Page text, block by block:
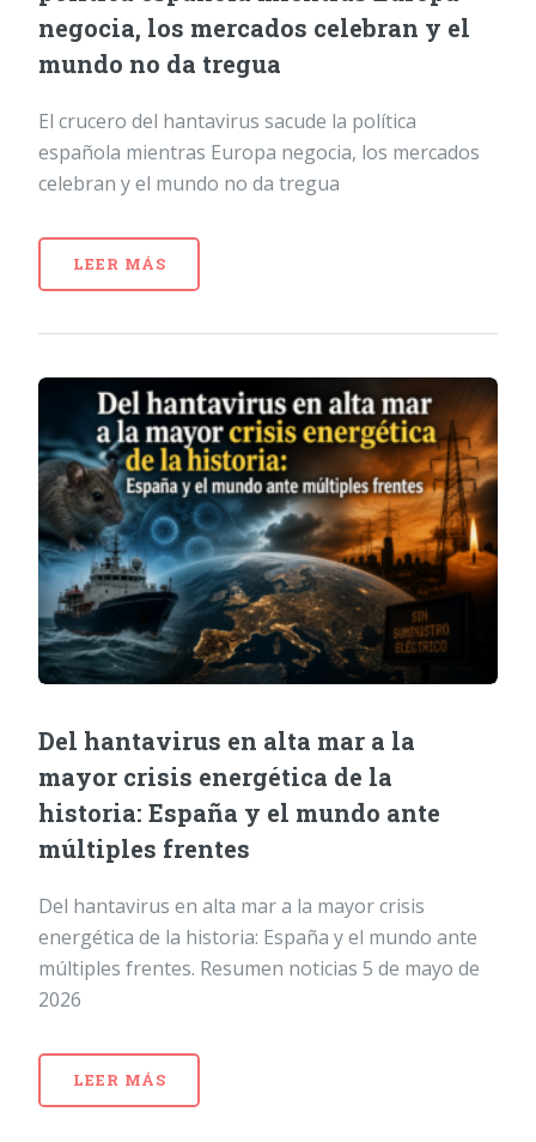
negocia, los mercados celebran y el
mundo no da tregua
El crucero del hantavirus sacude la política
española mientras Europa negocia, los mercados
celebran y el mundo no da tregua
LEER MÁS
Del hantavirus en alta mar a la
mayor crisis energética de la
historia: España y el mundo ante
múltiples frentes
Del hantavirus en alta mar a la mayor crisis
energética de la historia: España y el mundo ante
múltiples frentes. Resumen noticias 5 de mayo de
2026
LEER MÁS